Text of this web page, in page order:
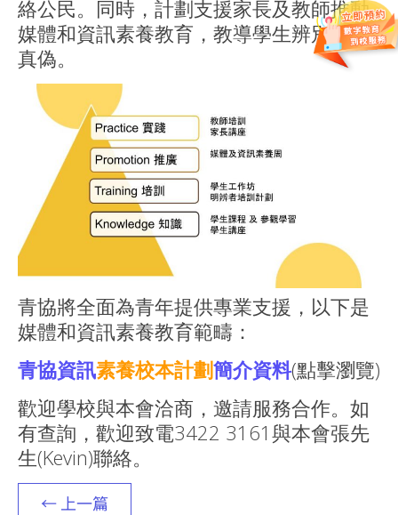
絡公民。同時，計劃支援家長及教師推動
媒體和資訊素養教育，教導學生辨別資訊
真偽。
青協將全面為青年提供專業支援，以下是
媒體和資訊素養教育範疇：
青協資訊素養校本計劃簡介資料(點擊瀏覽)
歡迎學校與本會洽商，邀請服務合作。如
有查詢，歡迎致電3422 3161與本會張先
生(Kevin)聯絡。
← 上一篇